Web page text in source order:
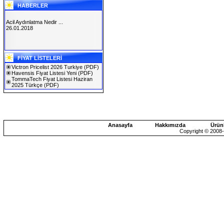
HABERLER
SOLAREX ISTANBUL 2019
30.01.2019
Acil Aydınlatma Nedir ...
26.01.2018
FİYAT LİSTELERİ
Victron Pricelist 2026 Turkiye (PDF)
Havensis Fiyat Listesi Yeni (PDF)
TommaTech Fiyat Listesi Haziran
2025 Türkçe (PDF)
Anasayfa Hakkımızda
Copyright ©